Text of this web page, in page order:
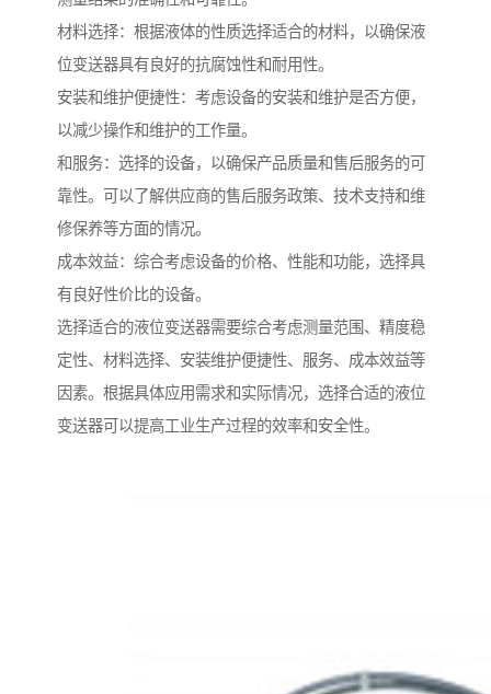
材料选择：根据液体的性质选择适合的材料，以确保液
位变送器具有良好的抗腐蚀性和耐用性。
安装和维护便捷性：考虑设备的安装和维护是否方便，
以减少操作和维护的工作量。
和服务：选择的设备，以确保产品质量和售后服务的可
靠性。可以了解供应商的售后服务政策、技术支持和维
修保养等方面的情况。
成本效益：综合考虑设备的价格、性能和功能，选择具
有良好性价比的设备。
选择适合的液位变送器需要综合考虑测量范围、精度稳
定性、材料选择、安装维护便捷性、服务、成本效益等
因素。根据具体应用需求和实际情况，选择合适的液位
变送器可以提高工业生产过程的效率和安全性。